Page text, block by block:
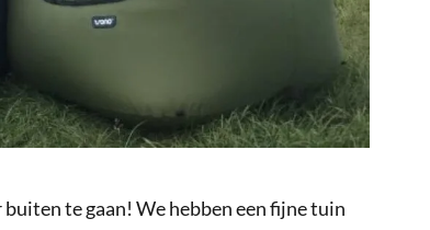
te gaan! We hebben een fijne tuin